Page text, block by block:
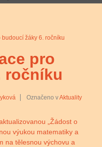
žáky 6. ročníku
pro
ročníku
Označeno vAktuality
„Žádost o
výukou matematiky a
na tělesnou výchovu a